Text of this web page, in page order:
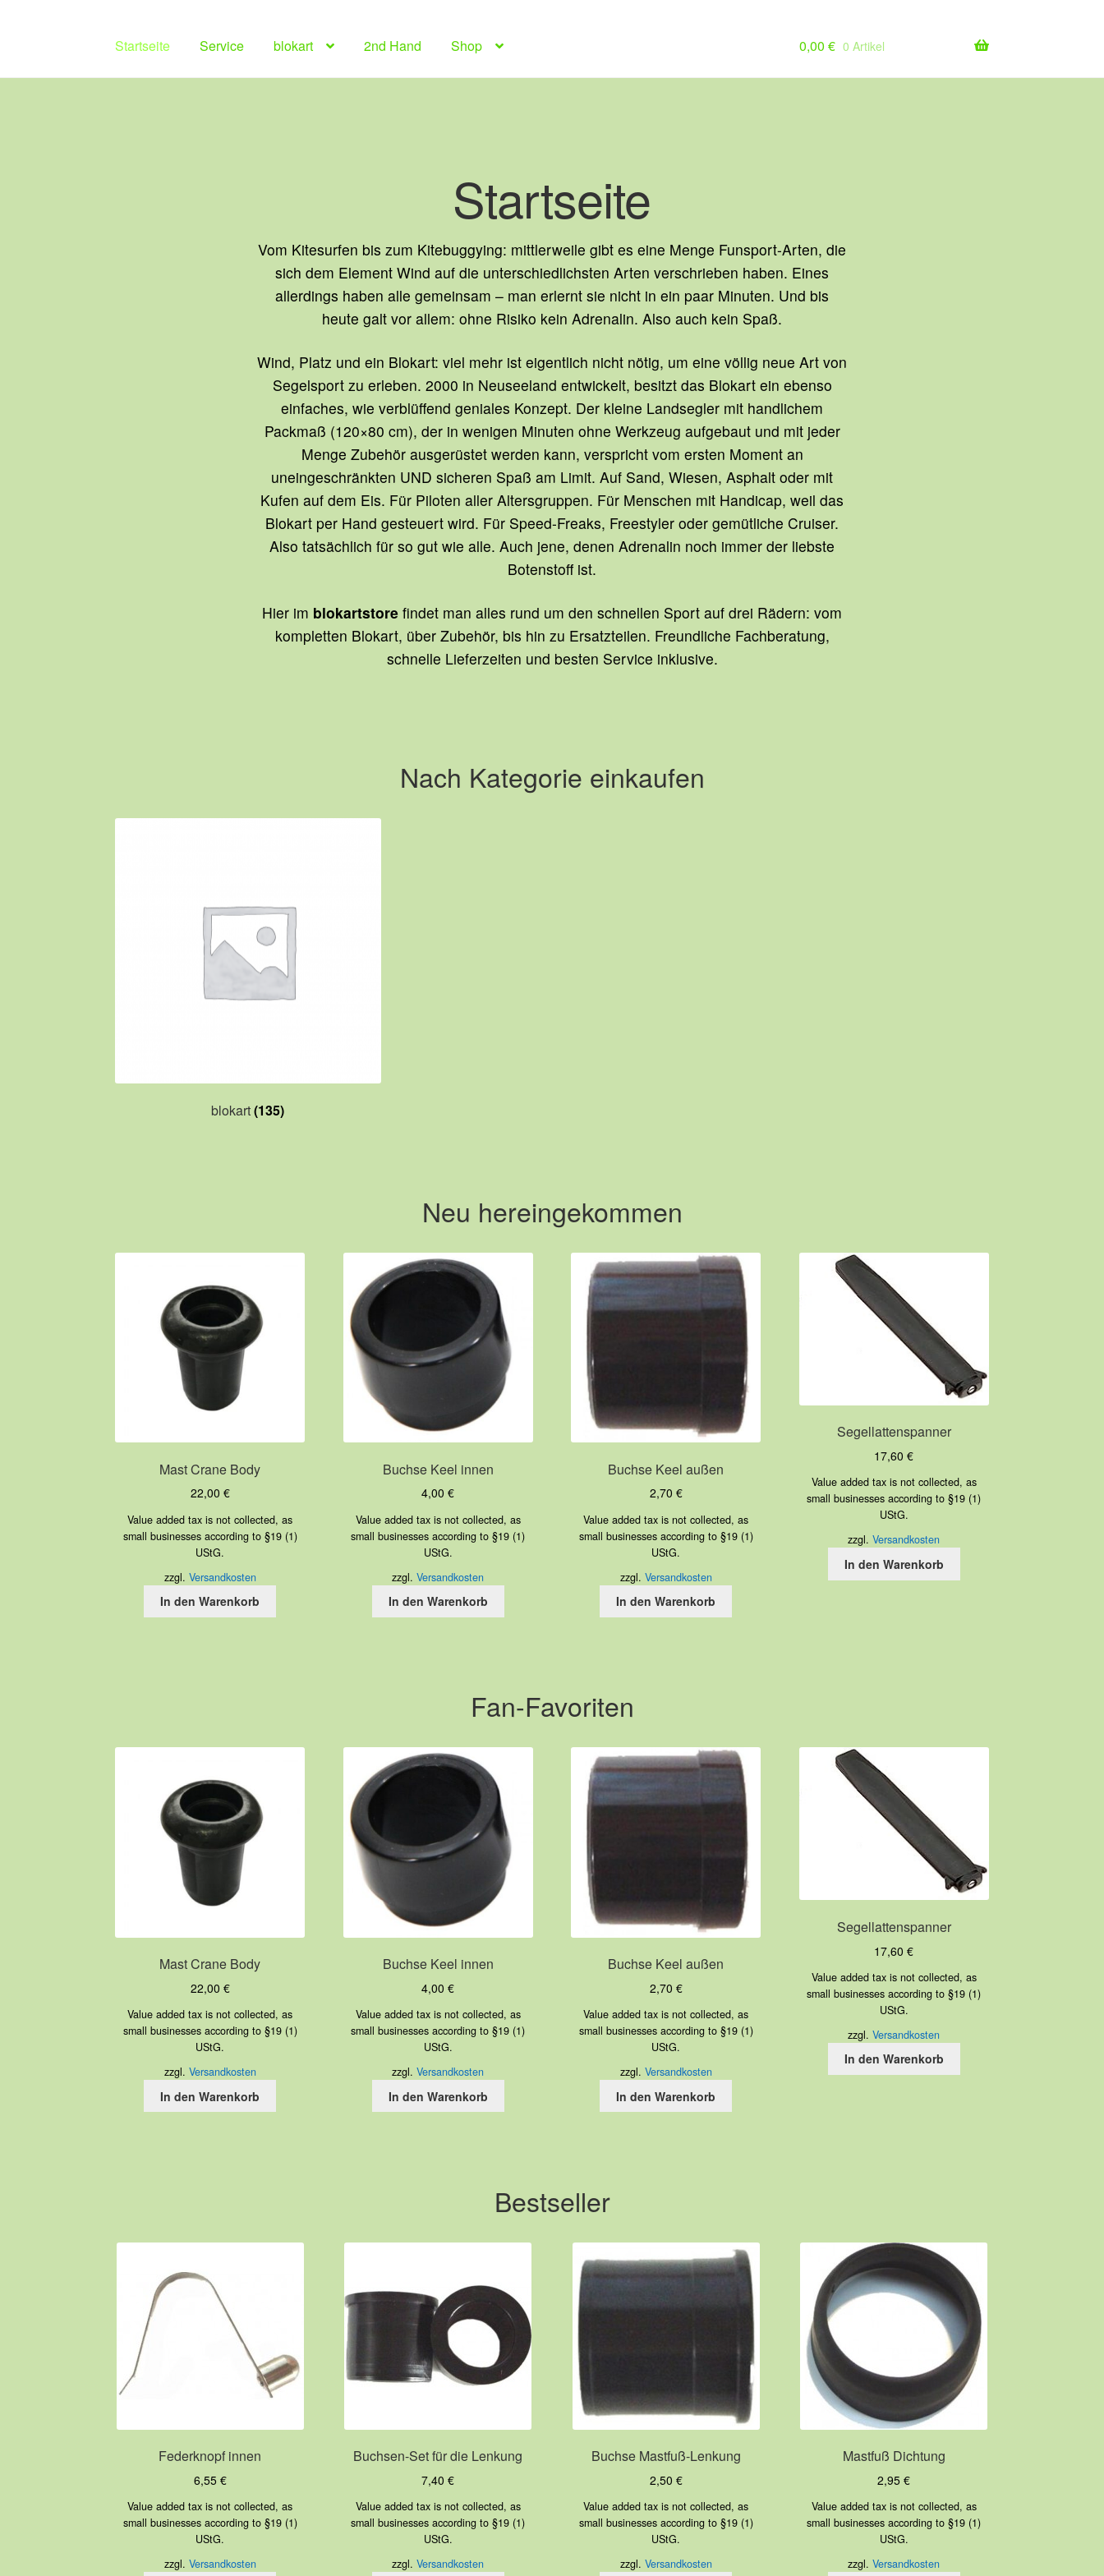
Startseite Service blokart 2nd Hand Shop 0,00 € 0 Artikel
Startseite
Vom Kitesurfen bis zum Kitebuggying: mittlerweile gibt es eine Menge Funsport-Arten, die
sich dem Element Wind auf die unterschiedlichsten Arten verschrieben haben. Eines
allerdings haben alle gemeinsam – man erlernt sie nicht in ein paar Minuten. Und bis
heute galt vor allem: ohne Risiko kein Adrenalin. Also auch kein Spaß.
Wind, Platz und ein Blokart: viel mehr ist eigentlich nicht nötig, um eine völlig neue Art von
Segelsport zu erleben. 2000 in Neuseeland entwickelt, besitzt das Blokart ein ebenso
einfaches, wie verblüffend geniales Konzept. Der kleine Landsegler mit handlichem
Packmaß (120×80 cm), der in wenigen Minuten ohne Werkzeug aufgebaut und mit jeder
Menge Zubehör ausgerüstet werden kann, verspricht vom ersten Moment an
uneingeschränkten UND sicheren Spaß am Limit. Auf Sand, Wiesen, Asphalt oder mit
Kufen auf dem Eis. Für Piloten aller Altersgruppen. Für Menschen mit Handicap, weil das
Blokart per Hand gesteuert wird. Für Speed-Freaks, Freestyler oder gemütliche Cruiser.
Also tatsächlich für so gut wie alle. Auch jene, denen Adrenalin noch immer der liebste
Botenstoff ist.
Hier im blokartstore findet man alles rund um den schnellen Sport auf drei Rädern: vom
kompletten Blokart, über Zubehör, bis hin zu Ersatzteilen. Freundliche Fachberatung,
schnelle Lieferzeiten und besten Service inklusive.
Nach Kategorie einkaufen
blokart(135)
Neu hereingekommen
Mast Crane Body
22,00 €
Value added tax is not collected, as
small businesses according to §19 (1)
UStG.
zzgl. Versandkosten
In den Warenkorb
Buchse Keel innen
4,00€
Value added tax is not collected, as
small businesses according to §19 (1)
UStG.
zzgl.Versandkosten
In den Warenkorb
Buchse Keel außen
2,70 €
Value added tax is not collected, as
small businesses according to §19 (1)
UStG.
zzgl. Versandkosten
In den Warenkorb
Segellattenspanner
17,60€
Value added tax is not collected, as
small businesses according to §19 (1)
UStG.
zzgl.Versandkosten
In den Warenkorb
Fan-Favoriten
Mast Crane Body
22,00 €
Value added tax is not collected, as
small businesses according to §19 (1)
UStG.
zzgl. Versandkosten
In den Warenkorb
Buchse Keel innen
4,00€
Value added tax is not collected, as
small businesses according to §19 (1)
UStG.
zzgl.Versandkosten
In den Warenkorb
Buchse Keel außen
2,70 €
Value added tax is not collected, as
small businesses according to §19 (1)
UStG.
zzgl. Versandkosten
In den Warenkorb
Segellattenspanner
17,60€
Value added tax is not collected, as
small businesses according to §19 (1)
UStG.
zzgl.Versandkosten
In den Warenkorb
Bestseller
Federknopf innen
6,55 €
Value added tax is not collected, as
small businesses according to §19 (1)
UStG.
zzgl. Versandkosten
Buchsen-Set für die Lenkung
7,40€
Value added tax is not collected, as
small businesses according to §19 (1)
UStG.
zzgl.Versandkosten
Buchse Mastfuß-Lenkung
2,50 €
Value added tax is not collected, as
small businesses according to §19 (1)
UStG.
zzgl. Versandkosten
Mastfuß Dichtung
2,95€
Value added tax is not collected, as
small businesses according to §19 (1)
UStG.
zzgl.Versandkosten